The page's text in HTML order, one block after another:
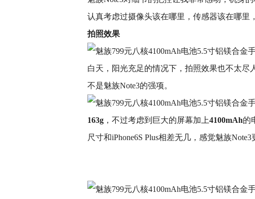
认真考虑过摄像头该在哪里，传感器该在哪里
拍照效果
白天，阳光充足的情况下，拍照效果也不太
不是魅族Note3的强项。
163g ，不过考虑到巨大的屏幕加上4100mAh的
尺寸和iPhone6S Plus相差无几，感觉魅族Note3